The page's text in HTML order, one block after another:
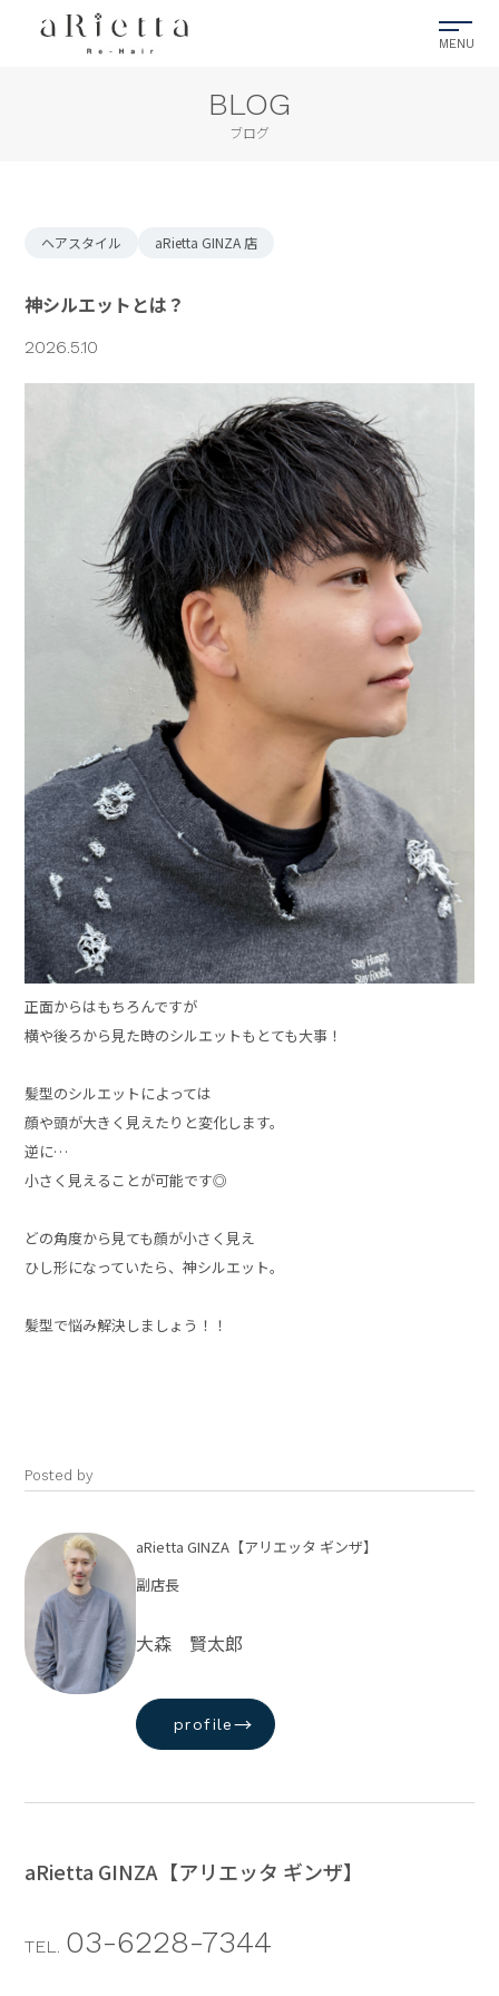
BLOG
ブログ
ヘアスタイル aRietta GINZA 店
神シルエットとは？
2026.5.10
正面からはもちろんですが
横や後ろから見た時のシルエットもとても大事！
髪型のシルエットによっては
顔や頭が大きく見えたりと変化します。
逆に…
小さく見えることが可能です◎
どの角度から見ても顔が小さく見え
ひし形になっていたら、神シルエット。
髪型で悩み解決しましょう！！
Posted by
aRietta GINZA【アリエッタ ギンザ】
副店長
大森 賢太郎
profile→
aRietta GINZA【アリエッタ ギンザ】
TEL. 03-6228-7344